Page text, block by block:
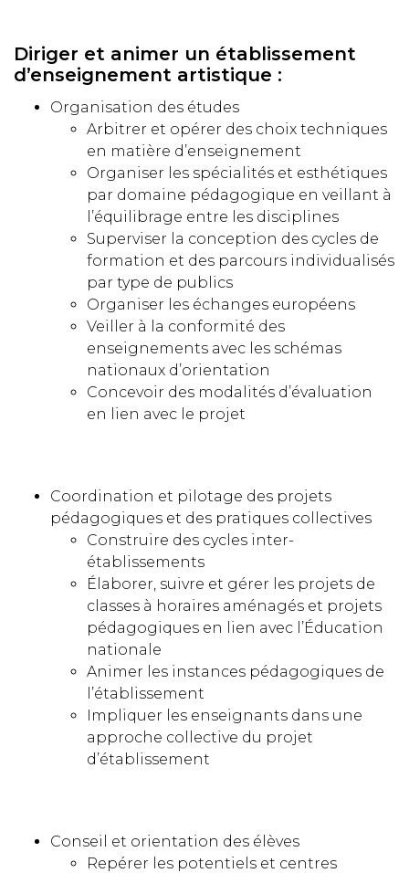
Diriger et animer un établissement
d’enseignement artistique :
Organisation des études
Arbitrer et opérer des choix techniques
en matière d’enseignement
Organiser les spécialités et esthétiques
par domaine pédagogique en veillant à
l’équilibrage entre les disciplines
Superviser la conception des cycles de
formation et des parcours individualisés
par type de publics
Organiser les échanges européens
Veiller à la conformité des
enseignements avec les schémas
nationaux d’orientation
Concevoir des modalités d’évaluation
en lien avec le projet
Coordination et pilotage des projets
pédagogiques et des pratiques collectives
Construire des cycles inter-
établissements
Élaborer, suivre et gérer les projets de
classes à horaires aménagés et projets
pédagogiques en lien avec l’Éducation
nationale
Animer les instances pédagogiques de
l’établissement
Impliquer les enseignants dans une
approche collective du projet
d’établissement
Conseil et orientation des élèves
Repérer les potentiels et centres